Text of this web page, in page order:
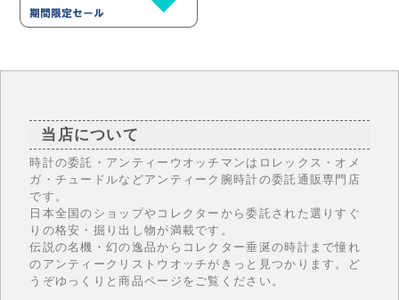
当店について
時計の委託・アンティーウオッチマンはロレックス・オメ
ガ・チュードルなどアンティーク腕時計の委託通販専門店
です。
日本全国のショップやコレクターから委託された選りすぐ
りの格安・掘り出し物が満載です。
伝説の名機・幻の逸品からコレクター垂涎の時計まで憧れ
のアンティークリストウオッチがきっと見つかります。ど
うぞゆっくりと商品ページをご覧ください。